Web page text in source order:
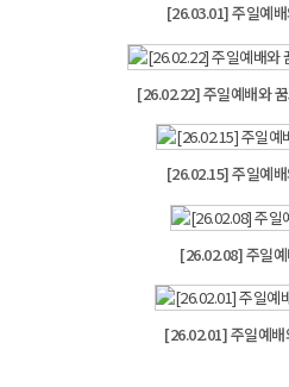
[26.03.01] 주일예
[26.02.22] 주일예배와
[26.02.15] 주일예
[26.02.08] 주일
[26.02.01] 주일예